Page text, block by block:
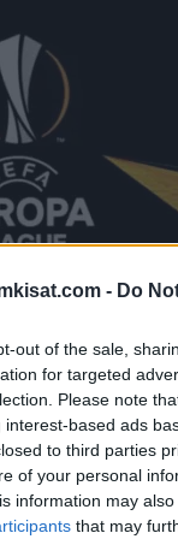
- Do
out of the sale,
for targeted
Please note
interest-based ads
to third parties
of your personal
information may
that may
ja Chelsea
kaksi